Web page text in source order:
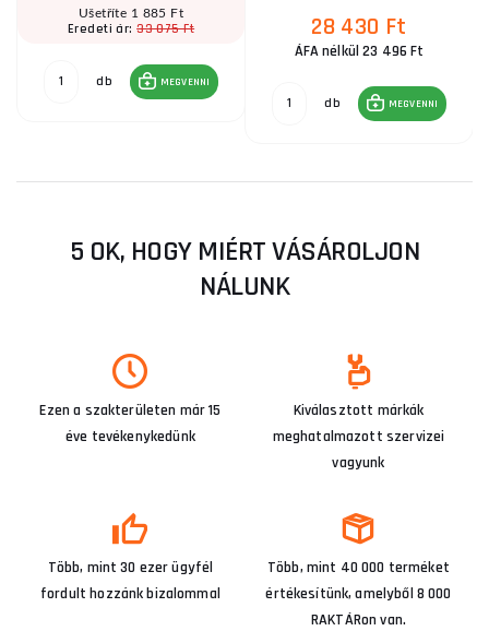
Ušetříte 1 885 Ft
Eredeti ár:33 075 Ft
db MEGVENNI
28 430 Ft
ÁFA nélkül 23 496 Ft
db MEGVENNI
5 OK, HOGY MIÉRT VÁSÁROLJON
NÁLUNK
Ezen a szakterületen már 15
éve tevékenykedünk
Kiválasztott márkák
meghatalmazott szervizei
vagyunk
Több, mint 30 ezer ügyfél
fordult hozzánk bizalommal
Több, mint 40 000 terméket
értékesítünk, amelyből 8 000
RAKTÁRon van.